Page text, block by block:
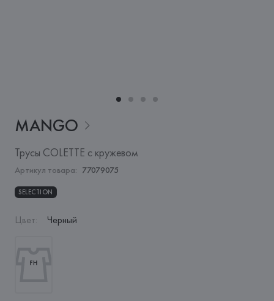
MANGO
Трусы COLETTE с кружевом
Артикул товара: 77079075
SELECTION
Цвет: Черный